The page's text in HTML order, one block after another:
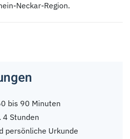
Neckar-Region.
bis 90 Minuten
4 Stunden
persönliche Urkunde